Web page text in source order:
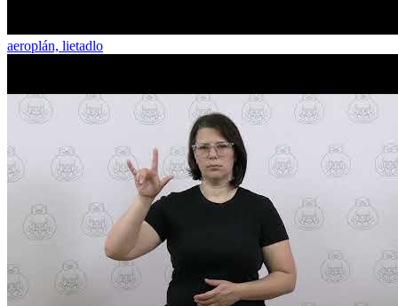
aeroplán, lietadlo